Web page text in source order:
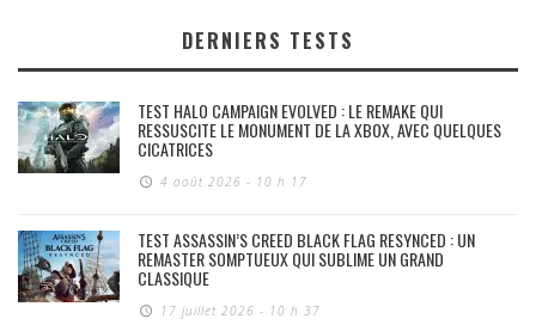
DERNIERS TESTS
TEST HALO CAMPAIGN EVOLVED : LE REMAKE QUI
RESSUSCITE LE MONUMENT DE LA XBOX, AVEC QUELQUES
CICATRICES
4 août 2026 - 10 h 17
TEST ASSASSIN’S CREED BLACK FLAG RESYNCED : UN
REMASTER SOMPTUEUX QUI SUBLIME UN GRAND
CLASSIQUE
17 juillet 2026 - 10 h 37